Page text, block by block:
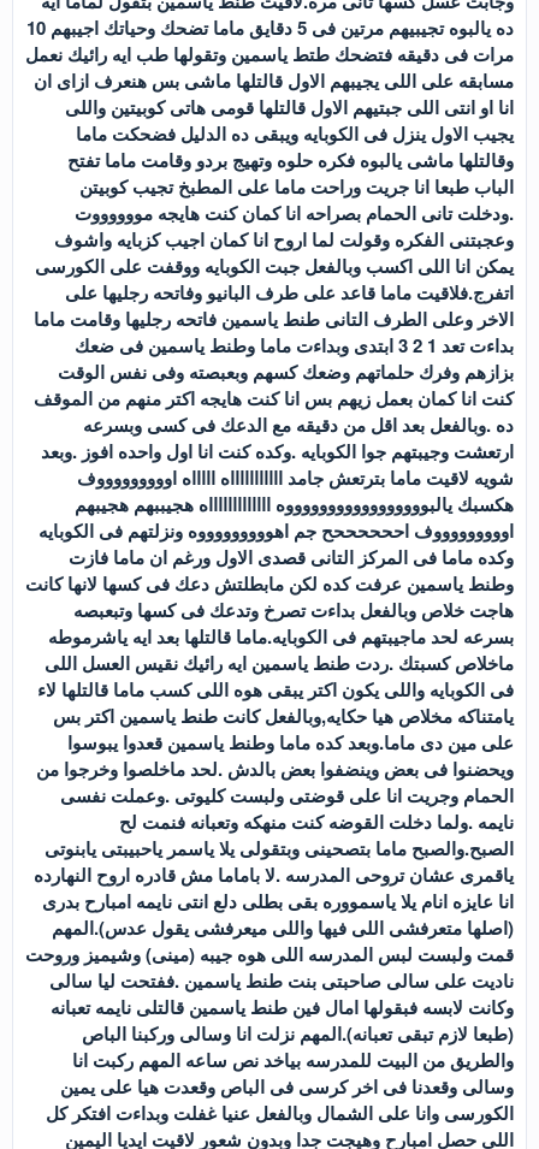
ده يالبوه تجيبيهم مرتين فى 5 دقايق ماما تضحك وحياتك اجيبهم 10
مرات فى دقيقه فتضحك طتط ياسمين وتقولها طب ايه رائيك نعمل
مسابقه على اللى يجيبهم الاول قالتلها ماشى بس هنعرف ازاى ان
انا او انتى اللى جبتيهم الاول قالتلها قومى هاتى كوبيتين واللى
يجيب الاول ينزل فى الكوبايه ويبقى ده الدليل فضحكت ماما
وقالتلها ماشى يالبوه فكره حلوه وتهيج بردو وقامت ماما تفتح
الباب طبعا انا جريت وراحت ماما على المطبخ تجيب كوبيتن
.ودخلت تانى الحمام بصراحه انا كمان كنت هايجه مووووووت
وعجبتنى الفكره وقولت لما اروح انا كمان اجيب كزبايه واشوف
يمكن انا اللى اكسب وبالفعل جبت الكوبايه ووقفت على الكورسى
اتفرج.فلاقيت ماما قاعد على طرف البانيو وفاتحه رجليها على
الاخر وعلى الطرف التانى طنط ياسمين فاتحه رجليها وقامت ماما
بداءت تعد 1 2 3 ابتدى وبداءت ماما وطنط ياسمين فى ضعك
بزازهم وفرك حلماتهم وضعك كسهم وبعبصته وفى نفس الوقت
كنت انا كمان بعمل زيهم بس انا كنت هايجه اكتر منهم من الموقف
ده .وبالفعل بعد اقل من دقيقه مع الدعك فى كسى وبسرعه
ارتعشت وجيبتهم جوا الكوبايه .وكده كنت انا اول واحده افوز .وبعد
شويه لاقيت ماما بترتعش جامد اااااااااااه اااااه اوووووووووف
هكسبك يالبوووووووووووووووووه اااااااااااااه هجيببهم هجيبهم
اوووووووووف اححححححح جم اهوووووووووه ونزلتهم فى الكوبايه
وكده ماما فى المركز التانى قصدى الاول ورغم ان ماما فازت
وطنط ياسمين عرفت كده لكن مابطلتش دعك فى كسها لانها كانت
هاجت خلاص وبالفعل بداءت تصرخ وتدعك فى كسها وتبعبصه
بسرعه لحد ماجيبتهم فى الكوبايه.ماما قالتلها بعد ايه ياشرموطه
ماخلاص كسبتك .ردت طنط ياسمين ايه رائيك نقيس العسل اللى
فى الكوبايه واللى يكون اكتر يبقى هوه اللى كسب ماما قالتلها لاء
يامتناكه مخلاص هيا حكايه,وبالفعل كانت طنط ياسمين اكتر بس
على مين دى ماما.وبعد كده ماما وطنط ياسمين قعدوا يبوسوا
ويحضنوا فى بعض وينضفوا بعض بالدش .لحد ماخلصوا وخرجوا من
الحمام وجريت انا على قوضتى ولبست كليوتى .وعملت نفسى
نايمه .ولما دخلت القوضه كنت منهكه وتعبانه فنمت لح
الصبح.والصبح ماما بتصحينى وبتقولى يلا ياسمر ياحبيبتى يابنوتى
ياقمرى عشان تروحى المدرسه .لا باماما مش قادره اروح النهارده
انا عايزه انام يلا ياسمووره بقى بطلى دلع انتى نايمه امبارح بدرى
(اصلها متعرفشى اللى فيها واللى ميعرفشى يقول عدس).المهم
قمت ولبست لبس المدرسه اللى هوه جيبه (مينى) وشيميز وروحت
ناديت على سالى صاحبتى بنت طنط ياسمين .ففتحت ليا سالى
وكانت لابسه فبقولها امال فين طنط ياسمين قالتلى نايمه تعبانه
(طبعا لازم تبقى تعبانه).المهم نزلت انا وسالى وركبنا الباص
والطريق من البيت للمدرسه بياخد نص ساعه المهم ركبت انا
وسالى وقعدنا فى اخر كرسى فى الباص وقعدت هيا على يمين
الكورسى وانا على الشمال وبالفعل عنيا غفلت وبداءت افتكر كل
اللى حصل امبارح وهيجت جدا وبدون شعور لاقيت ايديا اليمين